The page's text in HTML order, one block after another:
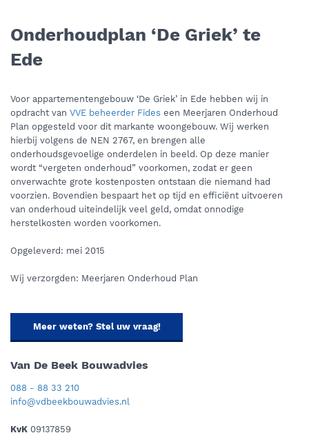
Onderhoudplan ‘De Griek’ te
Ede
Voor appartementengebouw ‘De Griek’ in Ede hebben wij in
opdracht van VVE beheerder Fides een Meerjaren Onderhoud
Plan opgesteld voor dit markante woongebouw. Wij werken
hierbij volgens de NEN 2767, en brengen alle
onderhoudsgevoelige onderdelen in beeld. Op deze manier
wordt “vergeten onderhoud” voorkomen, zodat er geen
onverwachte grote kostenposten ontstaan die niemand had
voorzien. Bovendien bespaart het op tijd en efficiënt uitvoeren
van onderhoud uiteindelijk veel geld, omdat onnodige
herstelkosten worden voorkomen.
Opgeleverd: mei 2015
Wij verzorgden: Meerjaren Onderhoud Plan
Meer weten? Stel uw vraag!
Van De Beek Bouwadvies
088 - 88 33 210
info@vdbeekbouwadvies.nl
KvK 09137859